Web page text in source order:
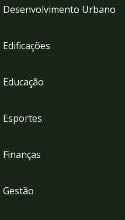
Desenvolvimento Urbano
Edificações
Educação
Esportes
Finanças
Gestão